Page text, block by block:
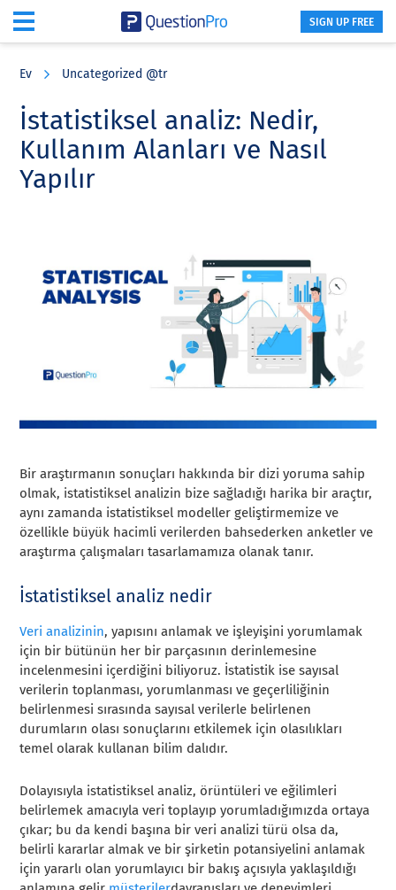
content
sidebar
SIGN UP FREE
Ev Uncategorized @tr
İstatistiksel analiz: Nedir,
Kullanım Alanları ve Nasıl
Yapılır
Bir araştırmanın sonuçları hakkında bir dizi yoruma sahip
olmak, istatistiksel analizin bize sağladığı harika bir araçtır,
aynı zamanda istatistiksel modeller geliştirmemize ve
özellikle büyük hacimli verilerden bahsederken anketler ve
araştırma çalışmaları tasarlamamıza olanak tanır.
İstatistiksel analiz nedir
Veri analizinin, yapısını anlamak ve işleyişini yorumlamak
için bir bütünün her bir parçasının derinlemesine
incelenmesini içerdiğini biliyoruz. İstatistik ise sayısal
verilerin toplanması, yorumlanması ve geçerliliğinin
belirlenmesi sırasında sayısal verilerle belirlenen
durumların olası sonuçlarını etkilemek için olasılıkları
temel olarak kullanan bilim dalıdır.
Dolayısıyla istatistiksel analiz, örüntüleri ve eğilimleri
belirlemek amacıyla veri toplayıp yorumladığımızda ortaya
çıkar; bu da kendi başına bir veri analizi türü olsa da,
belirli kararlar almak ve bir şirketin potansiyelini anlamak
için yararlı olan yorumlayıcı bir bakış açısıyla yaklaşıldığı